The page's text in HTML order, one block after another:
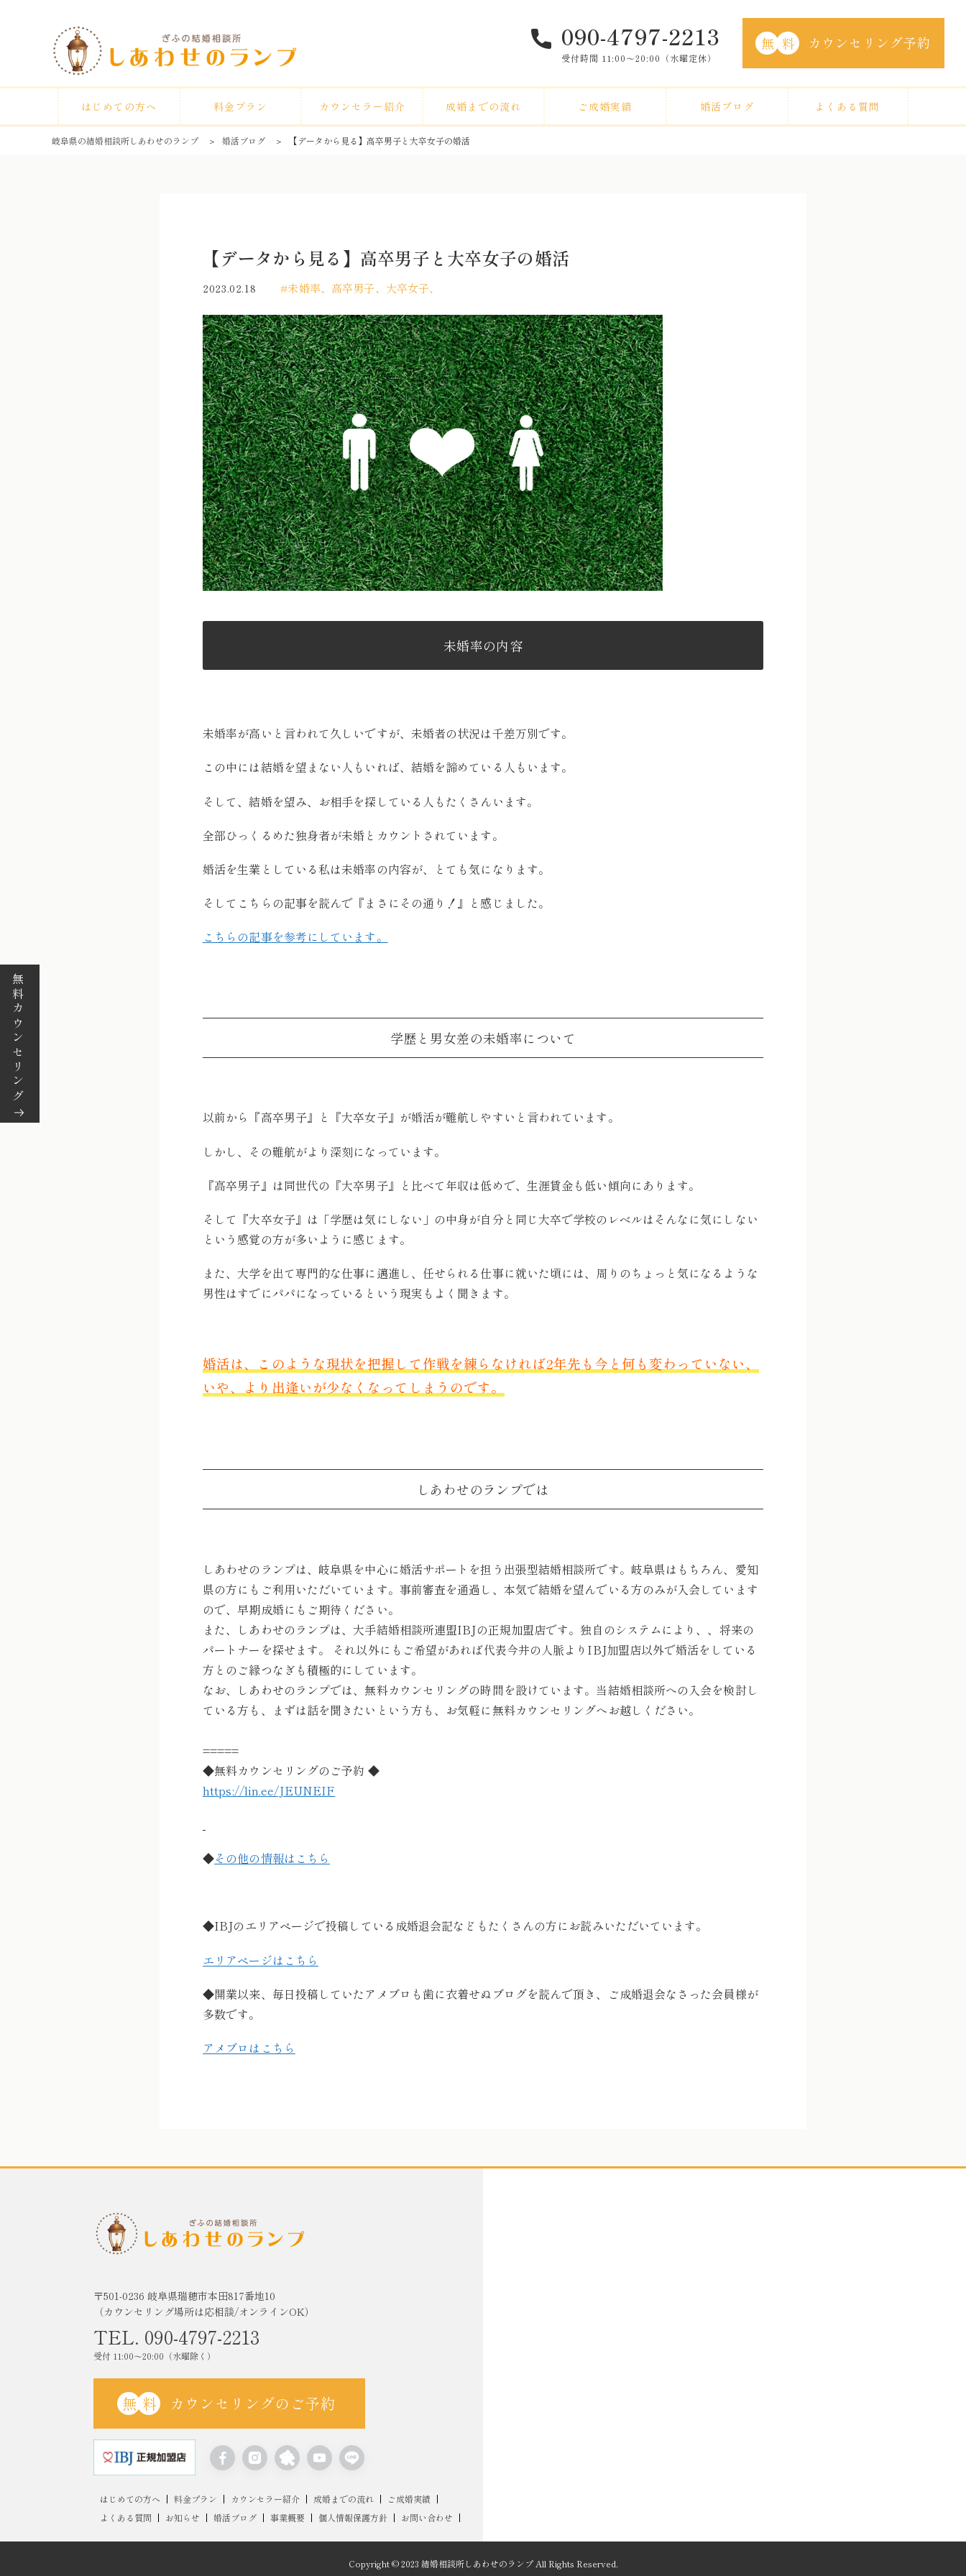
090-4797-2213
受付時間 11:00〜20:00（水曜定休）
カウンセリング予約
無 料
はじめての方へ 料金プラン カウンセラー紹介 成婚までの流れ ご成婚実績 婚活ブログ よくある質問
無料カウンセリング
岐阜県の結婚相談所しあわせのランプ ＞ 婚活ブログ ＞ 【データから見る】高卒男子と大卒女子の婚活
【データから見る】高卒男子と大卒女子の婚活
2023.02.18 未婚率、高卒男子、大卒女子、
未婚率の内容
未婚率が高いと言われて久しいですが、未婚者の状況は千差万別です。
この中には結婚を望まない人もいれば、結婚を諦めている人もいます。
そして、結婚を望み、お相手を探している人もたくさんいます。
全部ひっくるめた独身者が未婚とカウントされています。
婚活を生業としている私は未婚率の内容が、とても気になります。
そしてこちらの記事を読んで『まさにその通り！』と感じました。
こちらの記事を参考にしています。
学歴と男女差の未婚率について
以前から『高卒男子』と『大卒女子』が婚活が難航しやすいと言われています。
しかし、その難航がより深刻になっています。
『高卒男子』は同世代の『大卒男子』と比べて年収は低めで、生涯賃金も低い傾向にあります。
そして『大卒女子』は「学歴は気にしない」の中身が自分と同じ大卒で学校のレベルはそんなに気にしない
という感覚の方が多いように感じます。
また、大学を出て専門的な仕事に邁進し、任せられる仕事に就いた頃には、周りのちょっと気になるような
男性はすでにパパになっているという現実もよく聞きます。
婚活は、このような現状を把握して作戦を練らなければ2年先も今と何も変わっていない、
いや、より出逢いが少なくなってしまうのです。
しあわせのランプでは
しあわせのランプは、岐阜県を中心に婚活サポートを担う出張型結婚相談所です。岐阜県はもちろん、愛知
県の方にもご利用いただいています。事前審査を通過し、本気で結婚を望んでいる方のみが入会しています
ので、早期成婚にもご期待ください。
また、しあわせのランプは、大手結婚相談所連盟IBJの正規加盟店です。独自のシステムにより、、将来の
パートナーを探せます。 それ以外にもご希望があれば代表今井の人脈よりIBJ加盟店以外で婚活をしている
方とのご縁つなぎも積極的にしています。
なお、しあわせのランプでは、無料カウンセリングの時間を設けています。当結婚相談所への入会を検討し
ている方も、まずは話を聞きたいという方も、お気軽に無料カウンセリングへお越しください。
=====
◆無料カウンセリングのご予約 ◆
https://lin.ee/JEUNEIF
◆その他の情報はこちら
◆IBJのエリアページで投稿している成婚退会記などもたくさんの方にお読みいただいています。
エリアページはこちら
◆開業以来、毎日投稿していたアメブロも歯に衣着せぬブログを読んで頂き、ご成婚退会なさった会員様が
多数です。
アメブロはこちら
〒501-0236 岐阜県瑞穂市本田817番地10
（カウンセリング場所は応相談/オンラインOK）
TEL. 090-4797-2213
受付 11:00〜20:00（水曜除く）
カウンセリングのご予約
無 料
はじめての方へ 料金プラン カウンセラー紹介 成婚までの流れ
ご成婚実績
よくある質問
お知らせ 婚活ブログ 事業概要 個人情報保護方針 お問い合わせ
Copyright © 2023 結婚相談所しあわせのランプ All Rights Reserved.